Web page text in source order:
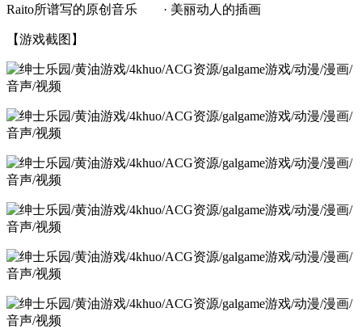
Raito所谱写的原创音乐 · 美丽动人的插画
【游戏截图】